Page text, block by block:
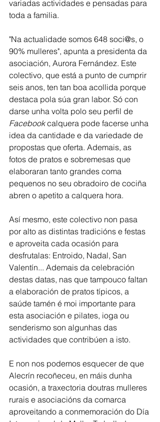
variadas actividades e pensadas para
toda a familia.
"Na actualidade somos 648 soci@s, o
90% mulleres", apunta a presidenta da
asociación, Aurora Fernández. Este
colectivo, que está a punto de cumprir
seis anos, ten tan boa acollida porque
destaca pola súa gran labor. Só con
darse unha volta polo seu perfil de
Facebook calquera pode facerse unha
idea da cantidade e da variedade de
propostas que oferta. Ademais, as
fotos de pratos e sobremesas que
elaboraran tanto grandes coma
pequenos no seu obradoiro de cociña
abren o apetito a calquera hora.
Así mesmo, este colectivo non pasa
por alto as distintas tradicións e festas
e aproveita cada ocasión para
desfrutalas: Entroido, Nadal, San
Valentín... Ademais da celebración
destas datas, nas que tampouco faltan
a elaboración de pratos típicos, a
saúde tamén é moi importante para
esta asociación e pilates, ioga ou
senderismo son algunhas das
actividades que contribúen a isto.
E non nos podemos esquecer de que
Alecrín recoñeceu, en máis dunha
ocasión, a traxectoria doutras mulleres
rurais e asociacións da comarca
aproveitando a conmemoración do Día